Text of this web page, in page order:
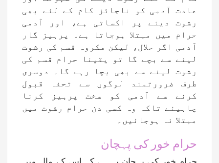
عادت آدمی کو ناجائز کام کے لئے بھی
رشوت دینے پر اکساتی ہے، اور آدمی
حرام میں مبتلا ہوجاتا ہے۔ پرہیز گار
آدمی اگر حلال، لیکن مکروہ قسم کی رشوت
لینے سے بچے گا تو یقینا حرام قسم کی
رشوت لینے سے بھی بچا رہے گا۔ دوسری
طرف ضرورتمند لوگوں سے تحفہ قبول
کرنے سے آدمی کو سخت پرہیز کرنا
چاہیئے تاکہ وہ کسی دن حرام رشوت میں
مبتلا نہ ہوجائیں۔
حرام خور کی پہچان